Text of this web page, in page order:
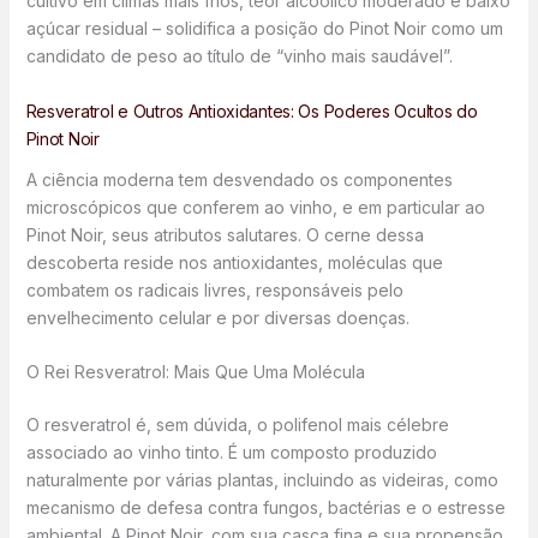
açúcar residual – solidifica a posição do Pinot Noir como um
candidato de peso ao título de “vinho mais saudável”.
Resveratrol e Outros Antioxidantes: Os Poderes Ocultos do
Pinot Noir
A ciência moderna tem desvendado os componentes
microscópicos que conferem ao vinho, e em particular ao
Pinot Noir, seus atributos salutares. O cerne dessa
descoberta reside nos antioxidantes, moléculas que
combatem os radicais livres, responsáveis pelo
envelhecimento celular e por diversas doenças.
O Rei Resveratrol: Mais Que Uma Molécula
O resveratrol é, sem dúvida, o polifenol mais célebre
associado ao vinho tinto. É um composto produzido
naturalmente por várias plantas, incluindo as videiras, como
mecanismo de defesa contra fungos, bactérias e o estresse